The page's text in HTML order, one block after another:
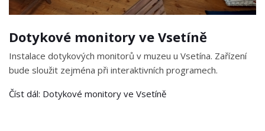
Dotykové monitory ve Vsetíně
Instalace dotykových monitorů v muzeu u Vsetína. Zařízení
bude sloužit zejména při interaktivních programech.
Číst dál: Dotykové monitory ve Vsetíně